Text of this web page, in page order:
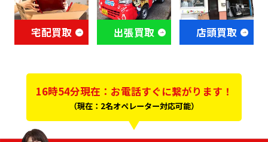
宅配買取 出張買取 店頭買取
16時54分現在：お電話すぐに繋がります！
（現在：2名オペレーター対応可能）